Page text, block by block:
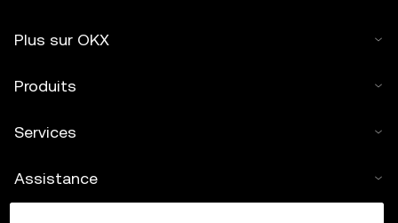
Plus sur OKX
Produits
Services
Assistance